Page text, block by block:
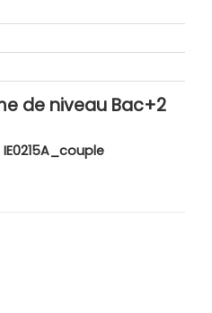
de niveau Bac+2
IE0215A_couple